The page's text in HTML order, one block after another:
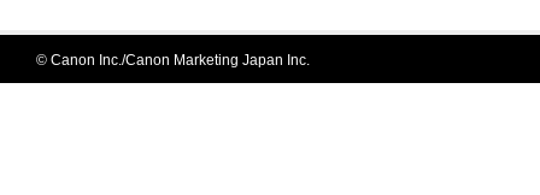
© Canon Inc./Canon Marketing Japan Inc.